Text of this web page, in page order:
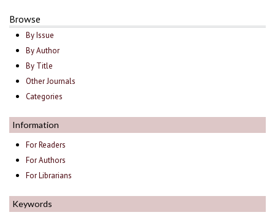
Browse
By Issue
By Author
By Title
Other Journals
Categories
Information
For Readers
For Authors
For Librarians
Keywords